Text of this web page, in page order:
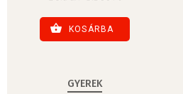
KOSÁRBA
GYEREK